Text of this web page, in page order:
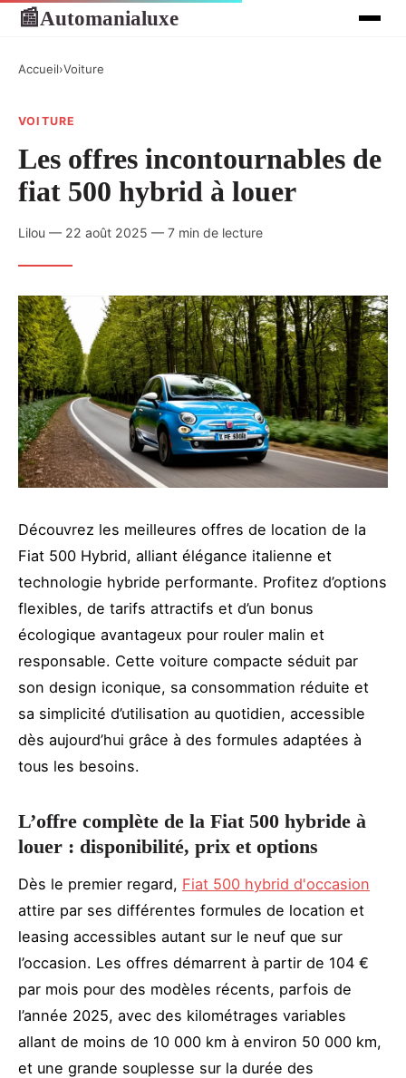
📰Automanialuxe
Accueil›Voiture
VOITURE
Les offres incontournables de
fiat 500 hybrid à louer
Lilou — 22 août 2025 — 7 min de lecture
Découvrez les meilleures offres de location de la
Fiat 500 Hybrid, alliant élégance italienne et
technologie hybride performante. Profitez d’options
flexibles, de tarifs attractifs et d’un bonus
écologique avantageux pour rouler malin et
responsable. Cette voiture compacte séduit par
son design iconique, sa consommation réduite et
sa simplicité d’utilisation au quotidien, accessible
dès aujourd’hui grâce à des formules adaptées à
tous les besoins.
L’offre complète de la Fiat 500 hybride à
louer : disponibilité, prix et options
Dès le premier regard, Fiat 500 hybrid d'occasion
attire par ses différentes formules de location et
leasing accessibles autant sur le neuf que sur
l’occasion. Les offres démarrent à partir de 104 €
par mois pour des modèles récents, parfois de
l’année 2025, avec des kilométrages variables
allant de moins de 10 000 km à environ 50 000 km,
et une grande souplesse sur la durée des